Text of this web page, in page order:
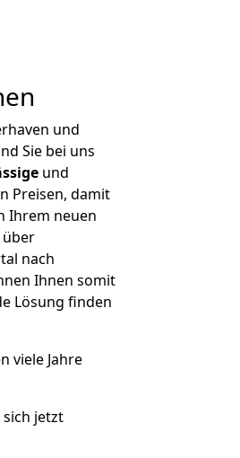
und
Sie bei uns
und
Preisen, damit
Ihrem neuen
über
nach
Ihnen somit
Lösung finden
viele Jahre
sich jetzt